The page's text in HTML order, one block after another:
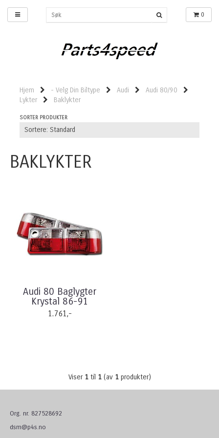
0
Hjem - Velg Din Biltype Audi
Audi 80/90
Lykter
Baklykter
SORTER PRODUKTER
BAKLYKTER
Audi 80 Baglygter
Krystal 86-91
1.761,-
Viser 1til 1(av 1produkter)
Org. nr. 827528692
dsm@p4s.no